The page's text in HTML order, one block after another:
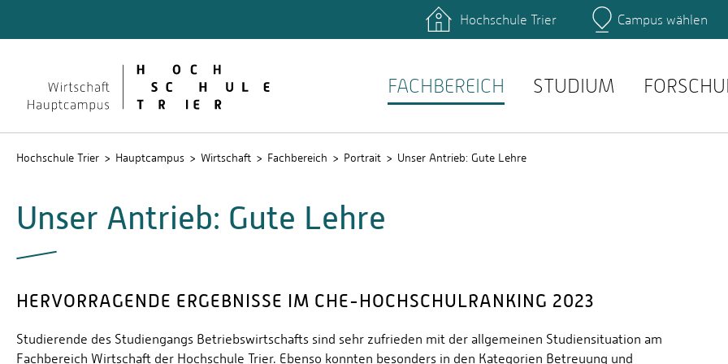
Formalitäten: Studienservice Literatur:
Hochschule Trier Campus wählen
FACHBEREICH STUDIUM
Hochschule Trier Hauptcampus Wirtschaft Fachbereich Portrait Unser Antrieb: Gute Lehre
Unser Antrieb: Gute Lehre
HERVORRAGENDE ERGEBNISSE IM CHE-HOCHSCHULRANKING 2023
Studierende des Studiengangs Betriebswirtschafts sind sehr zufrieden mit der allgemeinen Studiensituation am
Fachbereich Wirtschaft der Hochschule Trier. Ebenso konnten besonders in den Kategorien Betreuung und